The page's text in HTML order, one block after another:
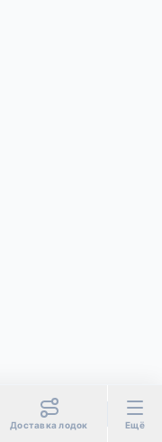
Доставка лодок Ещё